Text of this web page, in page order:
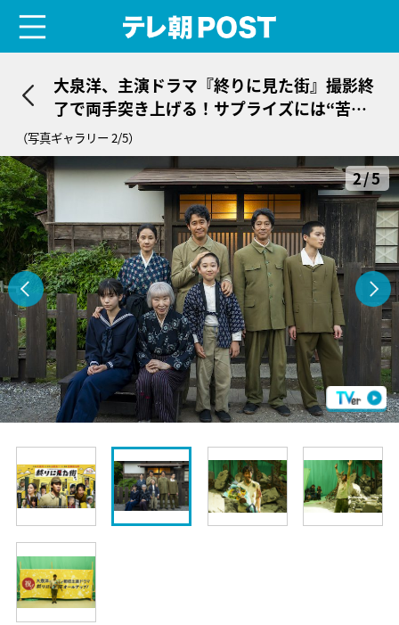
大泉洋、主演ドラマ『終りに見た街』撮影終
了で両手突き上げる！サプライズには“苦
言”も
（写真ギャラリー 2/5）
2/5